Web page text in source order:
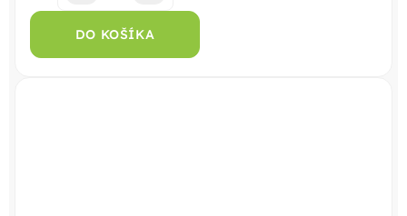
DO KOŠÍKA